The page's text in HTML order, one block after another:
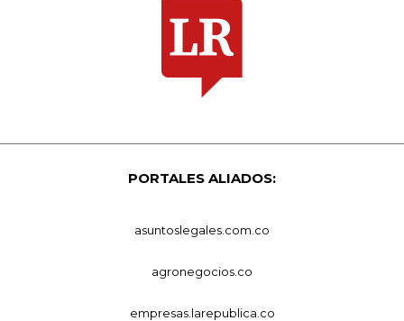
PORTALES ALIADOS:
asuntoslegales.com.co
agronegocios.co
empresas.larepublica.co